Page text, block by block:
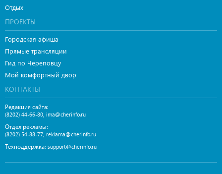
Отдых
ПРОЕКТЫ
Городская афиша
Прямые трансляции
Гид по Череповцу
Мой комфортный двор
КОНТАКТЫ
Редакция сайта:
(8202) 44-66-80, ima@cherinfo.ru
Отдел рекламы:
(8202) 54-88-77, reklama@cherinfo.ru
Техподдержка: support@cherinfo.ru